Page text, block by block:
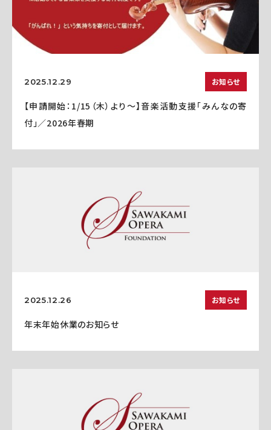
2025.12.29 お知らせ
【申請開始：1/15（木）より～】音楽活動支援「みんなの寄
付」／2026年春期
2025.12.26 お知らせ
年末年始休業のお知らせ